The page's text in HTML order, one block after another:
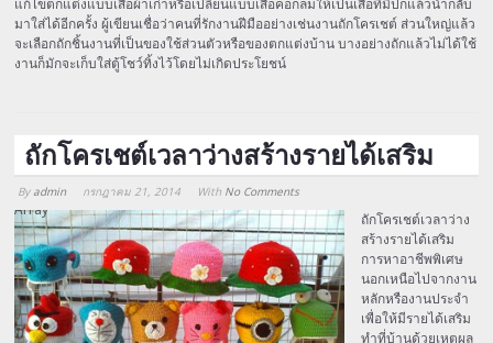
มาใส่ได้อีกครั้ง ผู้เขียนเชื่อว่าคนที่รักงานฝีมืออย่างเช่นงานถักโครเชต์ ส่วนใหญ่แล้ว
จะเลือกถักชิ้นงานที่เป็นของใช้ส่วนตัวหรือของตกแต่งบ้าน บางอย่างถักแล้วไม่ได้ใช้
งานก็มักจะเก็บใส่ตู้โชว์ทิ้งไว้โดยไม่เกิดประโยชน์
ถักโครเชต์เวลาว่างสร้างรายได้เสริม
By admin กรกฎาคม 21, 2014 With No Comments
Array
ถักโครเชต์เวลาว่าง
สร้างรายได้เสริม
การหาอาชีพพิเศษ
นอกเหนือไปจากงาน
หลักหรืองานประจำ
เพื่อให้มีรายได้เสริม
ทำที่บ้านด้วยเหตุผล